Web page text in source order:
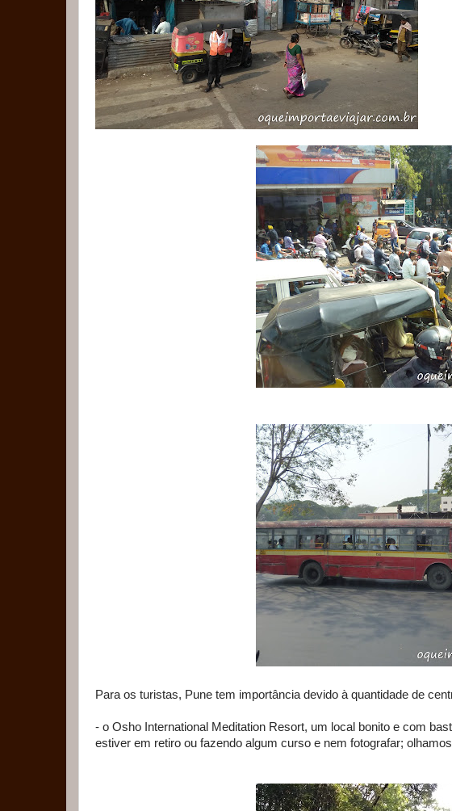
Para os turistas, Pune tem importância devido à quantidade de
- o Osho International Meditation Resort, um local bonito e com
estiver em retiro ou fazendo algum curso e nem fotografar;